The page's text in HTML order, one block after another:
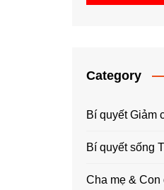
Category
Bí quyết Giảm
Bí quyết sống
Cha mẹ & Con